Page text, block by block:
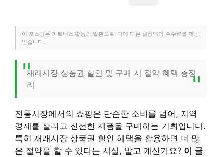
이 포스팅은 파트너스 활동의 일환으로, 이에 따른 일정액의 수수료를 제공
받습니다.
재래시장 상품권 할인 및 구매 시 절약 혜택 총정
리
전통시장에서의 쇼핑은 단순한 소비를 넘어, 지역
경제를 살리고 신선한 제품을 구매하는 기회입니다.
특히 재래시장 상품권 할인 혜택을 활용하면 더 많
은 절약을 할 수 있다는 사실, 알고 계신가요? 이 글